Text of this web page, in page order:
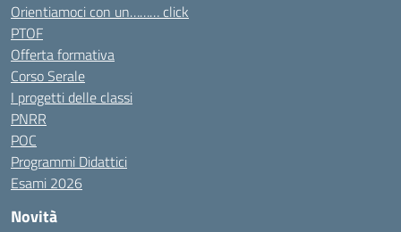
Orientiamoci con un……… click
PTOF
Offerta formativa
Corso Serale
I progetti delle classi
PNRR
POC
Programmi Didattici
Esami 2026
Novità